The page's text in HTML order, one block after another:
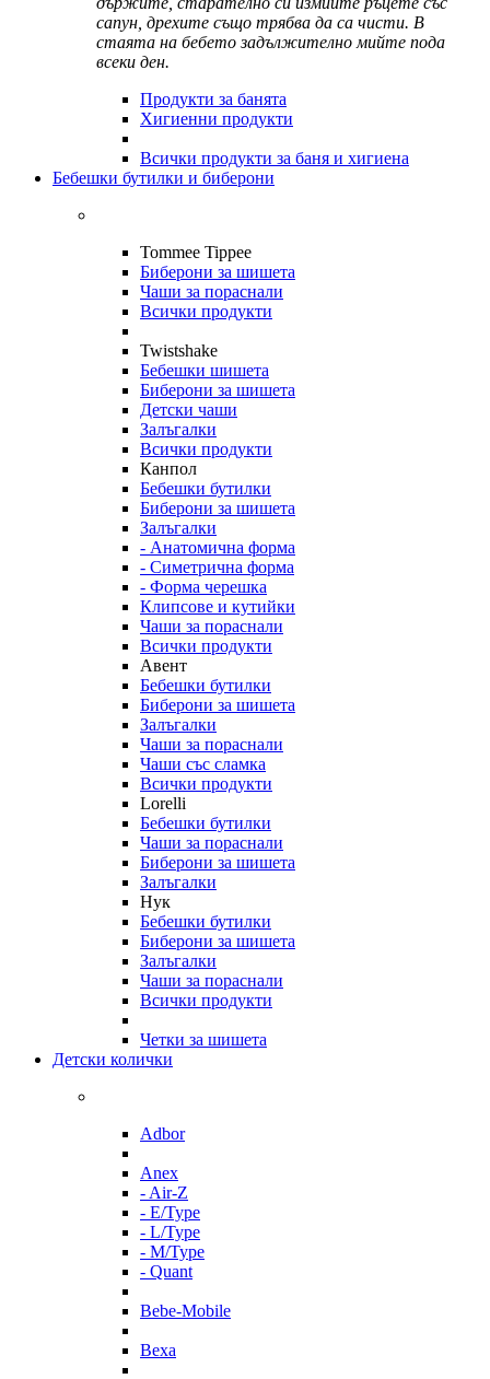
сапун, дрехите също трябва да са чисти. В
стаята на бебето задължително мийте пода
всеки ден.
Продукти за банята
Хигиенни продукти
Всички продукти за баня и хигиена
Бебешки бутилки и биберони
Tommee Tippee
Биберони за шишета
Чаши за пораснали
Всички продукти
Twistshake
Бебешки шишета
Биберони за шишета
Детски чаши
Залъгалки
Всички продукти
Канпол
Бебешки бутилки
Биберони за шишета
Залъгалки
- Анатомична форма
- Симетрична форма
- Форма черешка
Клипсове и кутийки
Чаши за пораснали
Всички продукти
Авент
Бебешки бутилки
Биберони за шишета
Залъгалки
Чаши за пораснали
Чаши със сламка
Всички продукти
Lorelli
Бебешки бутилки
Чаши за пораснали
Биберони за шишета
Залъгалки
Нук
Бебешки бутилки
Биберони за шишета
Залъгалки
Чаши за пораснали
Всички продукти
Четки за шишета
Детски колички
Adbor
Anex
- Air-Z
- E/Type
- L/Type
- M/Type
- Quant
Bebe-Mobile
Bexa